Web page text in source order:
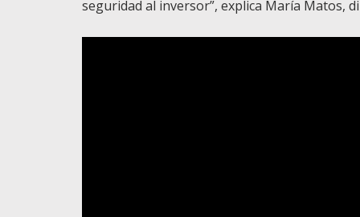
seguridad al inversor”, explica María Matos,